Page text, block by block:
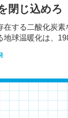
閉じ込めろ
在する二酸化炭
地球温暖化は、
そし